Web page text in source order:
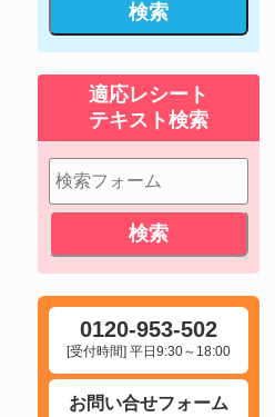
検索
適応レシート
テキスト検索
0120-953-502
[受付時間] 平日9:30～18:00
お問い合せフォーム